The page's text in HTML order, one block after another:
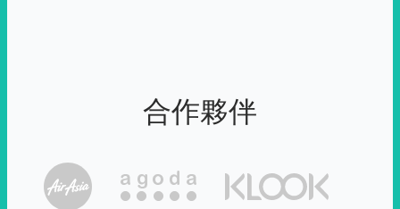
合作夥伴